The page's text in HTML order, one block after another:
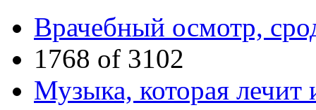
Врачебный осмотр,
1768 of 3102
Музыка, которая